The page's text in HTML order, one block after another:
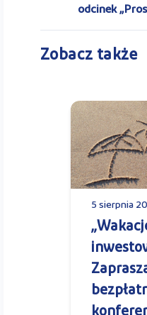
odcinek
Zobacz także
5 sierpnia